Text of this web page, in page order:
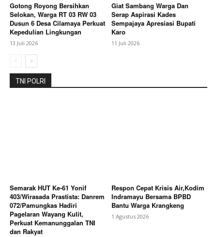
Gotong Royong Bersihkan
Selokan, Warga RT 03 RW 03
Dusun 6 Desa Cilamaya Perkuat
Kepedulian Lingkungan
13 Juli 2026
Giat Sambang Warga Dan
Serap Aspirasi Kades
Sempajaya Apresiasi Bupati
Karo
11 Juli 2026
TNI POLRI
Semarak HUT Ke-61 Yonif
403/Wirasada Prastista: Danrem
072/Pamungkas Hadiri
Pagelaran Wayang Kulit,
Perkuat Kemanunggalan TNI
dan Rakyat
Respon Cepat Krisis Air,Kodim
Indramayu Bersama BPBD
Bantu Warga Krangkeng
1 Agustus 2026